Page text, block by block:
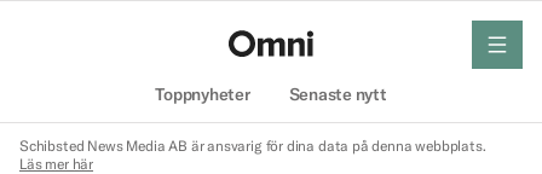
Toppnyheter Senaste nytt
meny
Schibsted News Media AB är ansvarig för dina data på denna webbplats.
Läs mer här